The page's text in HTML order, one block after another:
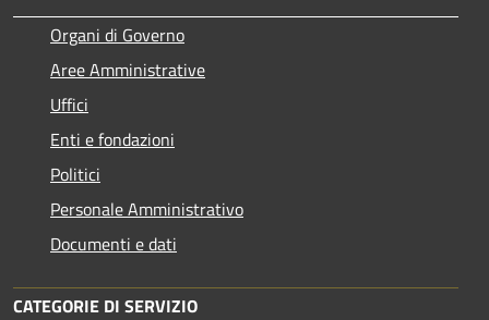
Organi di Governo
Aree Amministrative
Uffici
Enti e fondazioni
Politici
Personale Amministrativo
Documenti e dati
CATEGORIE DI SERVIZIO